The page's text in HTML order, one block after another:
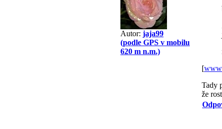
Autor: jaja99
(podle GPS v mobilu
620 m n.m.)
[
Tady
že